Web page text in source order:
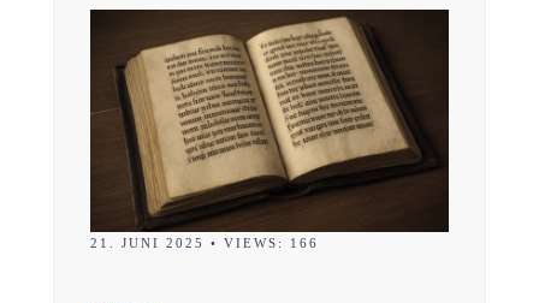
21. JUNI 2025 • VIEWS: 166